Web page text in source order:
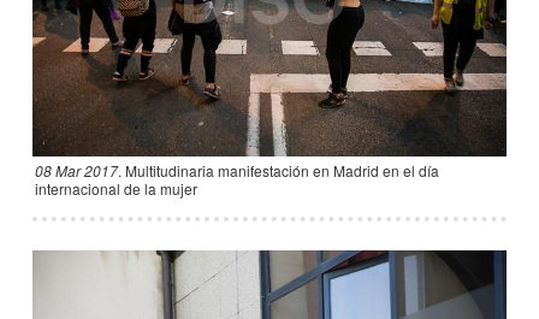
08 Mar 2017. Multitudinaria manifestación en Madrid en el día
internacional de la mujer